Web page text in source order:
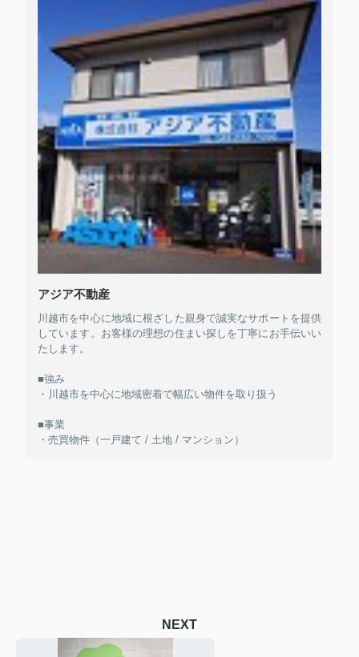
アジア不動産
川越市を中心に地域に根ざした親身で誠実なサポートを提供
しています。お客様の理想の住まい探しを丁寧にお手伝いい
たします。
■強み
・川越市を中心に地域密着で幅広い物件を取り扱う
■事業
・売買物件（一戸建て / 土地 / マンション）
NEXT